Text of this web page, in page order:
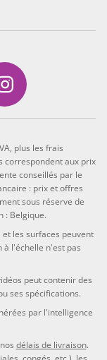
plus les frais
correspondent aux prix
conseillés par le
: prix et offres
sous réserve de
: Belgique.
les surfaces peuvent
l'échelle n'est pas
peut contenir des
ses spécifications.
par l'intelligence
délais de livraison.